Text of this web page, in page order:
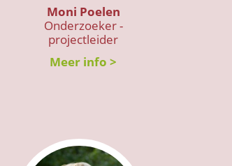
Moni Poelen
Onderzoeker -
projectleider
Meer info >